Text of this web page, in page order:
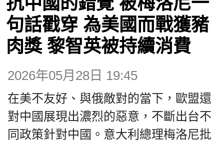
投票
昔日
系列
句話戳穿 為美國而戰獲豬
肉獎 黎智英被持續消費
2026年05月28日 19:45
在美不友好、與俄敵對的當下，歐盟還
對中國展現出濃烈的惡意，不斷出台不
同政策針對中國。意大利總理梅洛尼批